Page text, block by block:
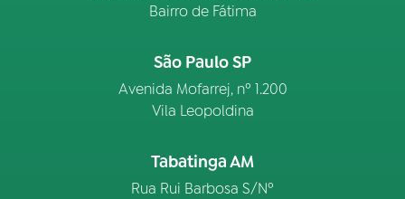
Bairro de Fátima
São Paulo SP
Avenida Mofarrej, nº 1.200
Vila Leopoldina
Tabatinga AM
Rua Rui Barbosa S/Nº